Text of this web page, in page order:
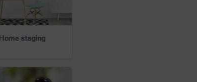
Home staging